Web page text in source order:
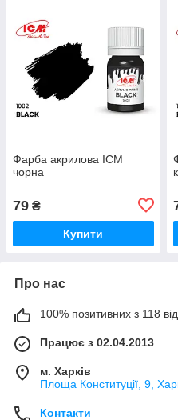
Фарба акрилова ICM
чорна
79 ₴
Купити
Про нас
100% позитивних з 118
Працює з 02.04.2013
м. Харків
Площа Конституції, 9,
Контакти